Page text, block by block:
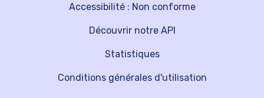
Découvrir notre API
Statistiques
Accessibilité : Non conforme
Conditions générales d'utilisation